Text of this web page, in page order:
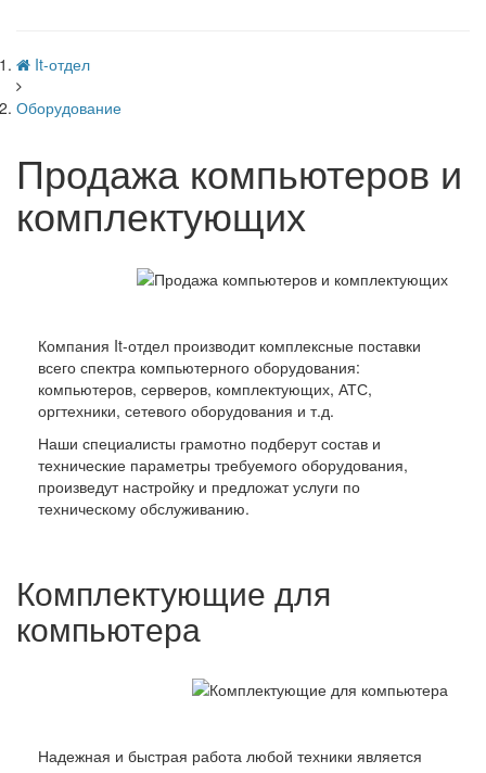
It-отдел
Оборудование
Продажа компьютеров и
комплектующих
Компания It-отдел производит комплексные поставки
всего спектра компьютерного оборудования:
компьютеров, серверов, комплектующих, АТС,
оргтехники, сетевого оборудования и т.д.
Наши специалисты грамотно подберут состав и
технические параметры требуемого оборудования,
произведут настройку и предложат услуги по
техническому обслуживанию.
Комплектующие для
компьютера
Надежная и быстрая работа любой техники является